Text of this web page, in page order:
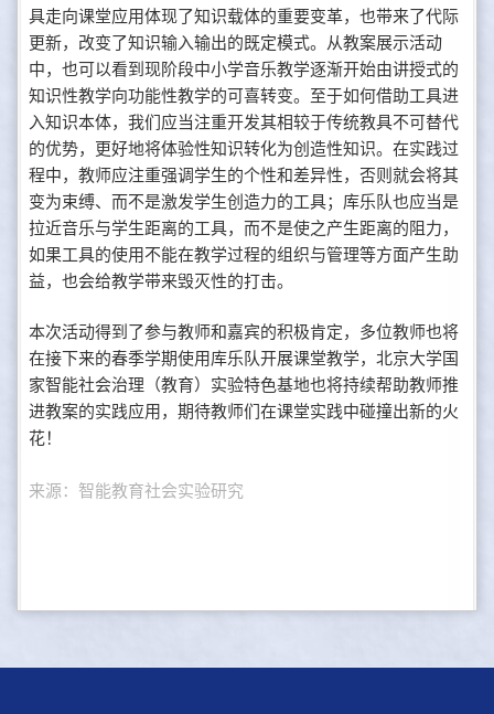
具走向课堂应用体现了知识载体的重要变革，也带来了代际
更新，改变了知识输入输出的既定模式。从教案展示活动
中，也可以看到现阶段中小学音乐教学逐渐开始由讲授式的
知识性教学向功能性教学的可喜转变。至于如何借助工具进
入知识本体，我们应当注重开发其相较于传统教具不可替代
的优势，更好地将体验性知识转化为创造性知识。在实践过
程中，教师应注重强调学生的个性和差异性，否则就会将其
变为束缚、而不是激发学生创造力的工具；库乐队也应当是
拉近音乐与学生距离的工具，而不是使之产生距离的阻力，
如果工具的使用不能在教学过程的组织与管理等方面产生助
益，也会给教学带来毁灭性的打击。
本次活动得到了参与教师和嘉宾的积极肯定，多位教师也将
在接下来的春季学期使用库乐队开展课堂教学，北京大学国
家智能社会治理（教育）实验特色基地也将持续帮助教师推
进教案的实践应用，期待教师们在课堂实践中碰撞出新的火
花！
来源：智能教育社会实验研究